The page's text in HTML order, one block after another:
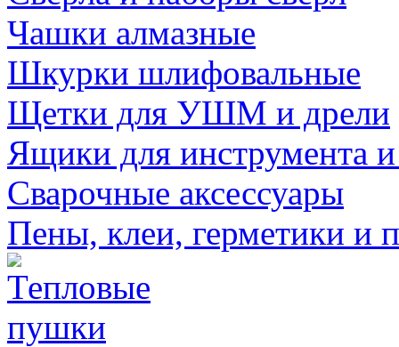
Чашки алмазные
Шкурки шлифовальные
Щетки для УШМ и дрели
Ящики для инструмента
Сварочные аксессуары
Пены, клеи, герметики и